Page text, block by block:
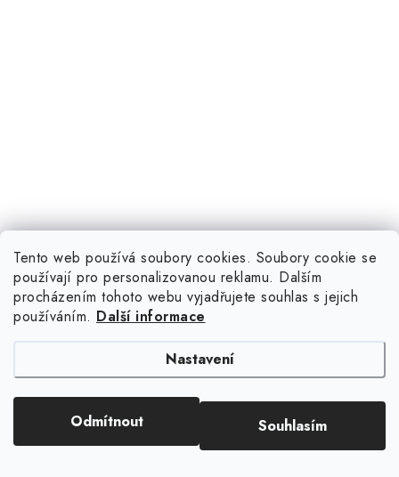
Tento web používá soubory cookies. Soubory cookie se
používají pro personalizovanou reklamu. Dalším
procházením tohoto webu vyjadřujete souhlas s jejich
používáním. Další informace
Nastavení
Odmítnout Souhlasím